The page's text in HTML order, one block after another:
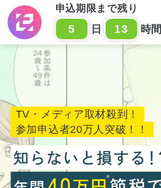
申込期限まで残り
5 日 13 時間
TV・メディア取材殺到！
参加申込者20万人突破！！